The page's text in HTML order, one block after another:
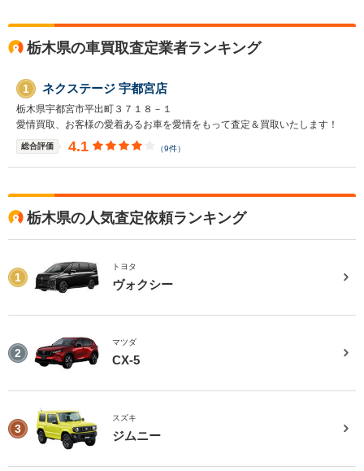
た。 今後もご満足いただけるよう精進してまいります。 スタッフ一
同、またのご利用お待ちしております。
栃木県の車買取査定業者ランキング
1 ネクステージ 宇都宮店
栃木県宇都宮市平出町３７１８－１
愛情買取、お客様の愛着あるお車を愛情をもって査定＆買取いたします！
総合評価 4.1 （9件）
栃木県の人気査定依頼ランキング
1
トヨタ
ヴォクシー
2
マツダ
CX-5
3
スズキ
ジムニー